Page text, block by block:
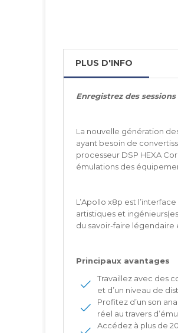
PLUS D'INFO
Enregistrez des
La nouvelle génération
ayant besoin de
processeur DSP HEXA
émulations des
L’Apollo x8p est
artistiques et
du savoir-faire légendaire
Principaux avantages
Travaillez avec des
et d’un niveau de
Profitez d’un son
réel au travers
Accédez à plus de